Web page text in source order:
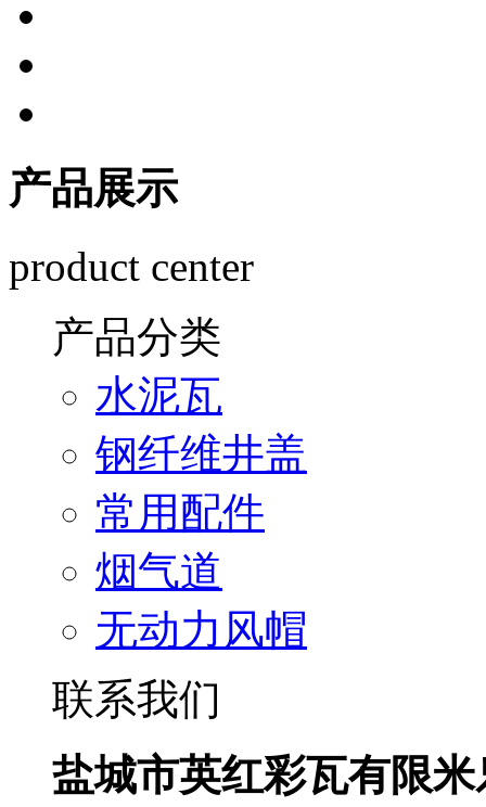
产品展示
product center
产品分类
水泥瓦
钢纤维井盖
常用配件
烟气道
无动力风帽
联系我们
盐城市英红彩瓦有限